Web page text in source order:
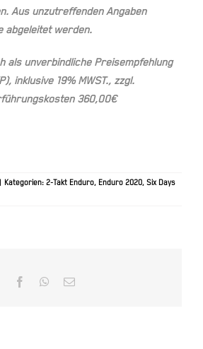
Aus unzutreffenden Angaben
abgeleitet werden.
als unverbindliche Preisempfehlung
inklusive 19% MWST., zzgl.
360,00€
Kategorien: 2-Takt Enduro, Enduro 2020, Six Days
FacebookWhatsApp
E-